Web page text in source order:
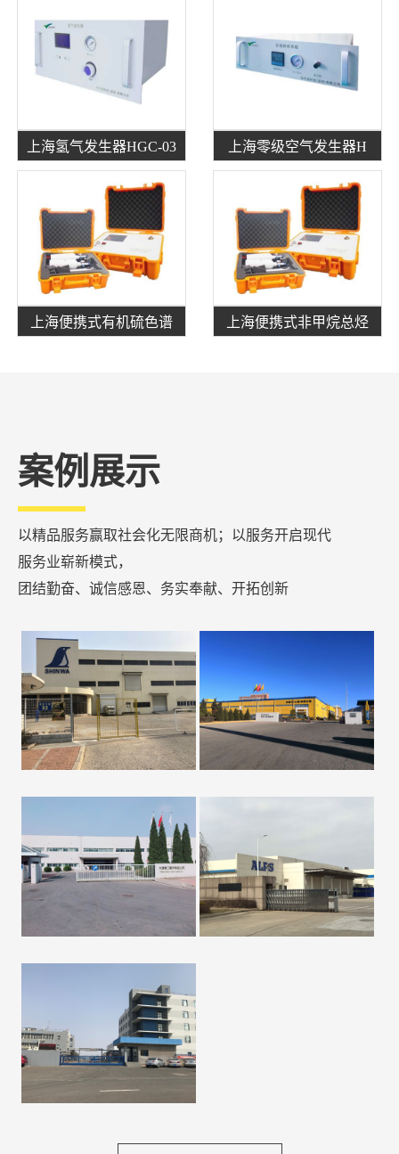
上海氢气发生器HGC-03 上海零级空气发生器H
上海便携式有机硫色谱 上海便携式非甲烷总烃
案例展示
以精品服务赢取社会化无限商机；以服务开启现代
服务业崭新模式，
团结勤奋、诚信感恩、务实奉献、开拓创新